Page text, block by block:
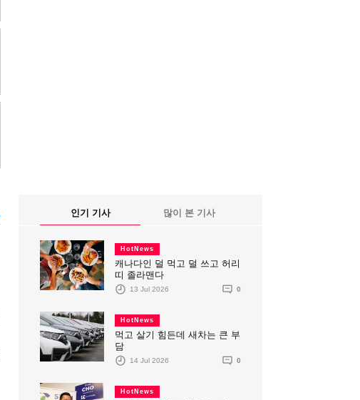
인기 기사 많이 본 기사
HotNews
캐나다인 덜 먹고 덜 쓰고 허리
띠 졸라맨다
13 Jul 2026 0
HotNews
먹고 살기 힘든데 새차는 큰 부
담
14 Jul 2026 0
HotNews